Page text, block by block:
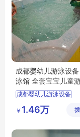
成都婴幼儿游泳设
泳馆 全套宝宝儿童
格
成都婴幼儿游泳设备
全套宝宝儿童游泳池
￥ 1.46万